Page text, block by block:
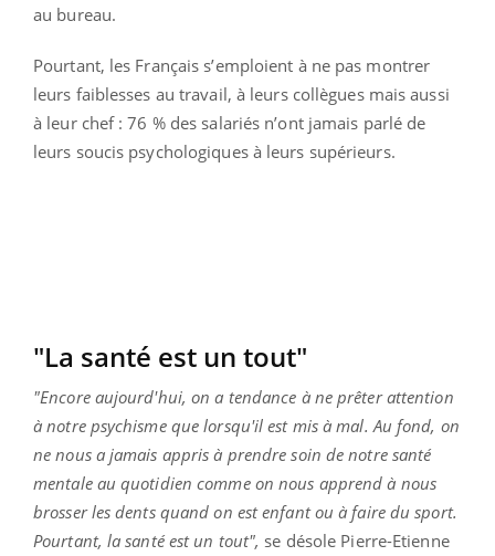
au bureau.
Pourtant, les Français s’emploient à ne pas montrer
leurs faiblesses au travail, à leurs collègues mais aussi
à leur chef : 76 % des salariés n’ont jamais parlé de
leurs soucis psychologiques à leurs supérieurs.
"La santé est un tout"
"Encore aujourd'hui, on a tendance à ne prêter attention
à notre psychisme que lorsqu'il est mis à mal. Au fond, on
ne nous a jamais appris à prendre soin de notre santé
mentale au quotidien comme on nous apprend à nous
brosser les dents quand on est enfant ou à faire du sport.
Pourtant, la santé est un tout", se désole Pierre-Etienne